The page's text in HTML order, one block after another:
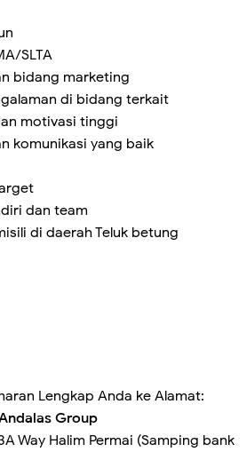
SLTA
bidang marketing
di bidang terkait
motivasi tinggi
komunikasi yang baik
dan team
di daerah Teluk betung
Lengkap Anda ke Alamat:
Group
Way Halim Permai (Samping bank